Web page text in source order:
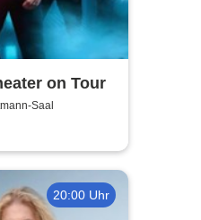
on Tour
Saal
20:00 Uhr